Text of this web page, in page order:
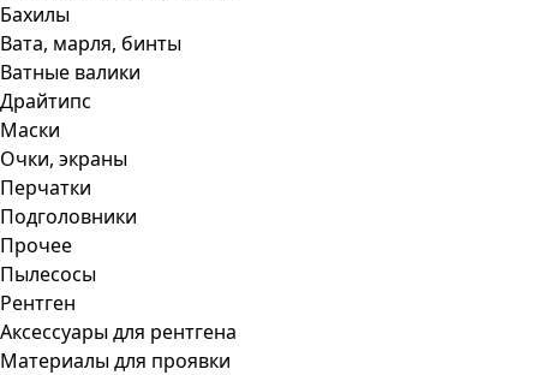
Бахилы
Вата, марля, бинты
Ватные валики
Драйтипс
Маски
Очки, экраны
Перчатки
Подголовники
Прочее
Пылесосы
Рентген
Аксессуары для рентгена
Материалы для проявки